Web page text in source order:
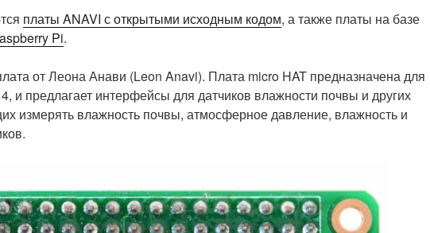
платы ANAVI с открытыми исходным кодом, а также платы на базе
Pi.
от Леона Анави (Leon Anavi). Плата micro HAT предназначена для
и предлагает интерфейсы для датчиков влажности почвы и других
измерять влажность почвы, атмосферное давление, влажность и